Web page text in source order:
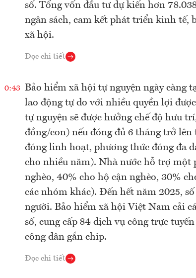
số. Tổng vốn đầu tư dự kiến hơn
ngân sách, cam kết phát triển kinh tế,
xã hội.
Đọc chi tiết
0:43 Bảo hiểm xã hội tự nguyện ngày càng
lao động tự do với nhiều quyền lợi
tự nguyện sẽ được hưởng chế độ hưu
đồng/con) nếu đóng đủ 6 tháng trở
đóng linh hoạt, phương thức đóng đa
cho nhiều năm). Nhà nước hỗ trợ một
nghèo, 40% cho hộ cận nghèo, 30%
các nhóm khác). Đến hết năm 2025,
người. Bảo hiểm xã hội Việt Nam cải
số, cung cấp 84 dịch vụ công trực
công dân gắn chip.
Đọc chi tiết